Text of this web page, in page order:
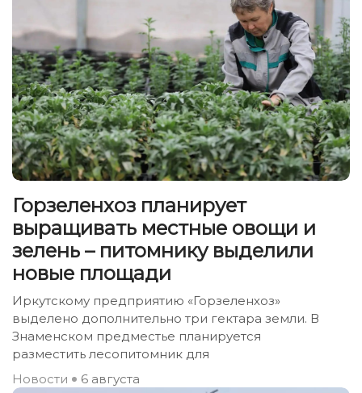
Горзеленхоз планирует
выращивать местные овощи и
зелень – питомнику выделили
новые площади
Иркутскому предприятию «Горзеленхоз»
выделено дополнительно три гектара земли. В
Знаменском предместье планируется
разместить лесопитомник для
Новости
6 августа